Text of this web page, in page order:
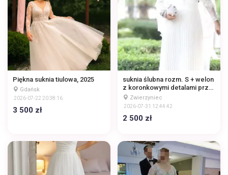
Piękna suknia tiulowa, 2025
Gdańsk
2026-07-22 20:38:16
3 500 zł
suknia ślubna rozm. S + welon
z koronkowymi detalami przy
dekolcie oraz plisowanym
dołem
Zwierzyniec
2026-07-31 12:44:42
2 500 zł